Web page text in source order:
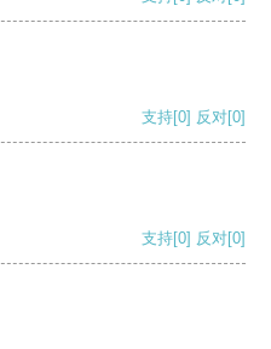
支持[0] 反对[0]
支持[0] 反对[0]